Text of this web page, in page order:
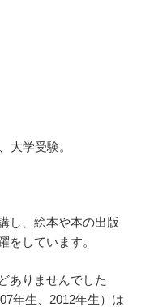
大学受験。
し、絵本や本の出版
をしています。
ありませんでした
年生、2012年生）は